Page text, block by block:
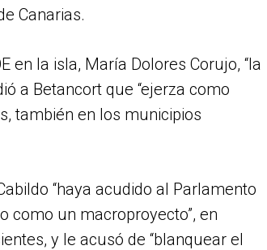
Canarias.
en la isla, María Dolores Corujo, “la
a Betancort que “ejerza como
también en los municipios
“haya acudido al Parlamento
como un macroproyecto”, en
y le acusó de “blanquear el